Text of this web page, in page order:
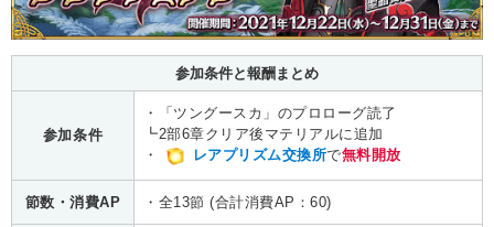
参加条件と報酬まとめ
参加条件
・「ツングースカ」のプロローグ読了
┗2部6章クリア後マテリアルに追加
・
レアプリズム交換所で無料開放
節数・消費AP ・全13節 (合計消費AP：60)